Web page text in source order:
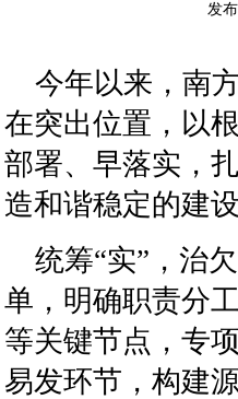
发
今年以来，南
在突出位置，以
部署、早落实，
造和谐稳定的建
统筹“实”，治
单，明确职责分
等关键节点，专
易发环节，构建